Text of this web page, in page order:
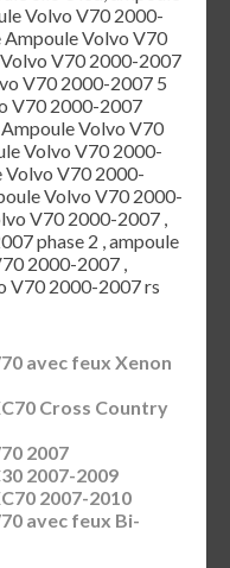
Volvo V70 2000-
Volvo V70
V70 2000-2007
V70 2000-2007 5
V70 2000-2007
Volvo V70
Volvo V70 2000-
Volvo V70 2000-
Volvo V70 2000-
V70 2000-2007 ,
phase 2 , ampoule
2000-2007 ,
V70 2000-2007 rs
avec feux Xenon
Cross Country
2007
2007-2009
2007-2010
avec feux Bi-